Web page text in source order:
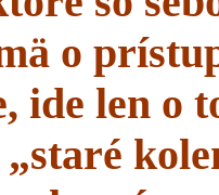
o
ide len o